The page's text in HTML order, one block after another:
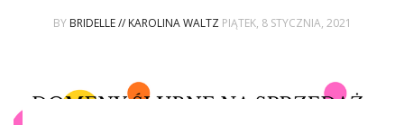
WASZE ŚLUBY
BY BRIDELLE // KAROLINA WALTZ PIĄTEK, 8 STYCZNIA, 2021